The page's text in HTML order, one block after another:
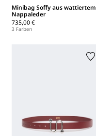
Minibag Soffy aus wattiertem
Nappaleder
735,00 €
3 Farben